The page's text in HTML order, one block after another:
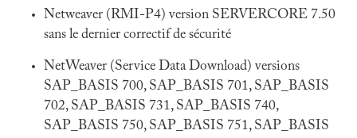
Netweaver (RMI-P4) version SERVERCORE 7.50
sans le dernier correctif de sécurité
NetWeaver (Service Data Download) versions
SAP_BASIS 700, SAP_BASIS 701, SAP_BASIS
702, SAP_BASIS 731, SAP_BASIS 740,
SAP_BASIS 750, SAP_BASIS 751, SAP_BASIS